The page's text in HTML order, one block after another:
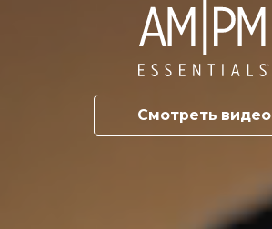
Смотреть видео